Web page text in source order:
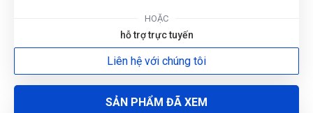
HOẶC
hỗ trợ trực tuyến
Liên hệ với chúng tôi
SẢN PHẨM ĐÃ XEM